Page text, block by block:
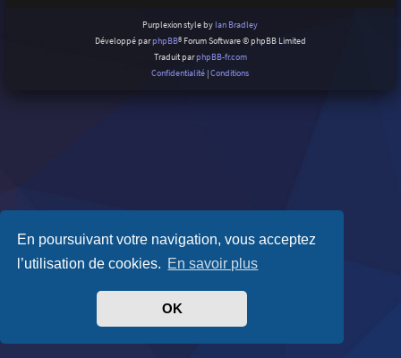
En poursuivant votre navigation, vous acceptez
l’utilisation de cookies. En savoir plus
OK
Purplexion style by Ian Bradley
Développé parphpBB® Forum Software © phpBB Limited
Traduit parphpBB-fr.com
Confidentialité |Conditions